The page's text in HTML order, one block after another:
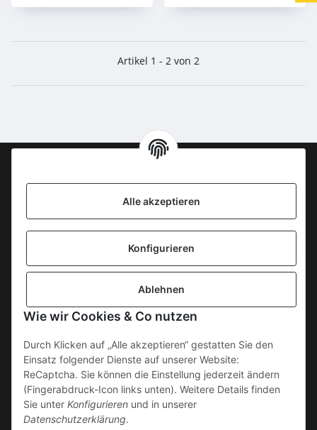
Alle akzeptieren
Konfigurieren
Ablehnen
Wie wir Cookies & Co nutzen
Durch Klicken auf „Alle akzeptieren“ gestatten Sie den
Einsatz folgender Dienste auf unserer Website:
ReCaptcha. Sie können die Einstellung jederzeit ändern
(Fingerabdruck-Icon links unten). Weitere Details finden
Sie unter Konfigurieren und in unserer
Datenschutzerklärung.
Artikel 1 - 2 von 2
SICHERE ZAHLUNGSWEISEN
Gesetzliche Informationen